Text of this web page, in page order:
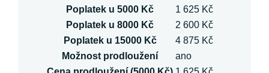
Poplatek u 5000 Kč
1 625 Kč
Poplatek u 8000 Kč
2 600 Kč
Poplatek u 15000 Kč
4 875 Kč
Možnost prodloužení
ano